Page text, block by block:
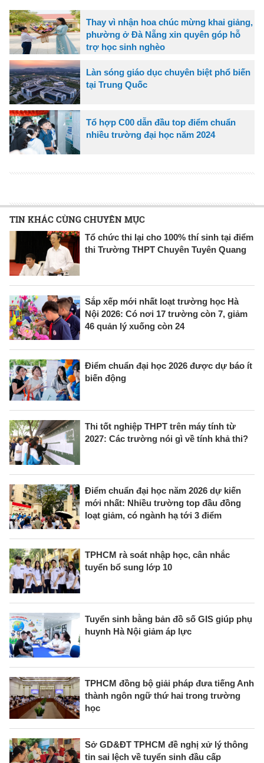
Thay vì nhận hoa chúc mừng khai giảng,
phường ở Đà Nẵng xin quyên góp hỗ
trợ học sinh nghèo
Làn sóng giáo dục chuyên biệt phổ biến
tại Trung Quốc
Tổ hợp C00 dẫn đầu top điểm chuẩn
nhiều trường đại học năm 2024
TIN KHÁC CÙNG CHUYÊN MỤC
Tổ chức thi lại cho 100% thí sinh tại điểm
thi Trường THPT Chuyên Tuyên Quang
Sắp xếp mới nhất loạt trường học Hà
Nội 2026: Có nơi 17 trường còn 7, giảm
46 quản lý xuống còn 24
Điểm chuẩn đại học 2026 được dự báo ít
biến động
Thi tốt nghiệp THPT trên máy tính từ
2027: Các trường nói gì về tính khả thi?
Điểm chuẩn đại học năm 2026 dự kiến
mới nhất: Nhiều trường top đầu đồng
loạt giảm, có ngành hạ tới 3 điểm
TPHCM rà soát nhập học, cân nhắc
tuyển bổ sung lớp 10
Tuyển sinh bằng bản đồ số GIS giúp phụ
huynh Hà Nội giảm áp lực
TPHCM đồng bộ giải pháp đưa tiếng Anh
thành ngôn ngữ thứ hai trong trường
học
Sở GD&ĐT TPHCM đề nghị xử lý thông
tin sai lệch về tuyển sinh đầu cấp